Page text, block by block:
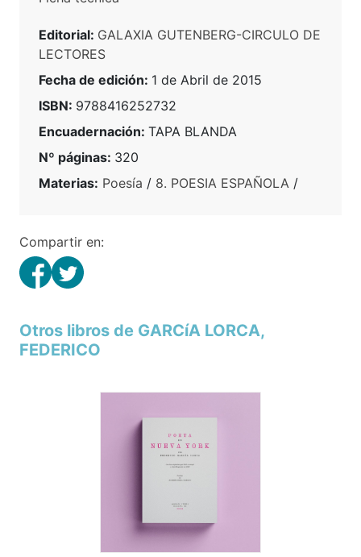
Editorial: GALAXIA GUTENBERG-CIRCULO DE
LECTORES
Fecha de edición: 1 de Abril de 2015
ISBN: 9788416252732
Encuadernación: TAPA BLANDA
Nº páginas: 320
Materias: Poesía / 8. POESIA ESPAÑOLA /
Compartir en:
Otros libros de GARCíA LORCA,
FEDERICO